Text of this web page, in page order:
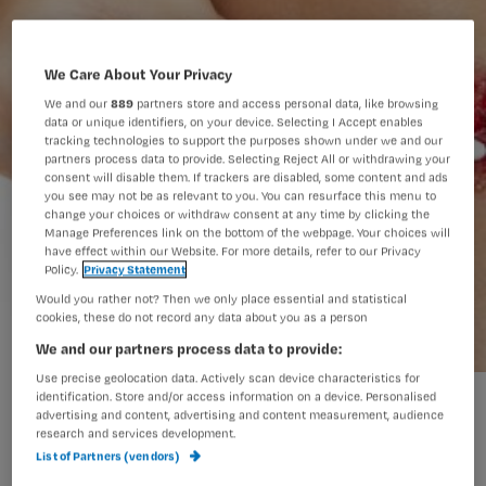
wond swab.jpg
We Care About Your Privacy
We and our889 partners store and access personal data, like browsing
data or unique identifiers, on your device. Selecting I Accept enables
tracking technologies to support the purposes shown under we and our
partners process data to provide. Selecting Reject All or withdrawing your
consent will disable them. If trackers are disabled, some content and ads
you see may not be as relevant to you. You can resurface this menu to
change your choices or withdraw consent at any time by clicking the
Manage Preferences link on the bottom of the webpage. Your choices will
have effect within our Website. For more details, refer to our Privacy
Policy. Privacy Statement
Would you rather not? Then we only place essential and statistical
cookies, these do not record any data about you as a person
We and our partners process data to provide:
Use precise geolocation data. Actively scan device characteristics for
identification. Store and/or access information on a device. Personalised
advertising and content, advertising and content measurement, audience
research and services development.
List of Partners (vendors)